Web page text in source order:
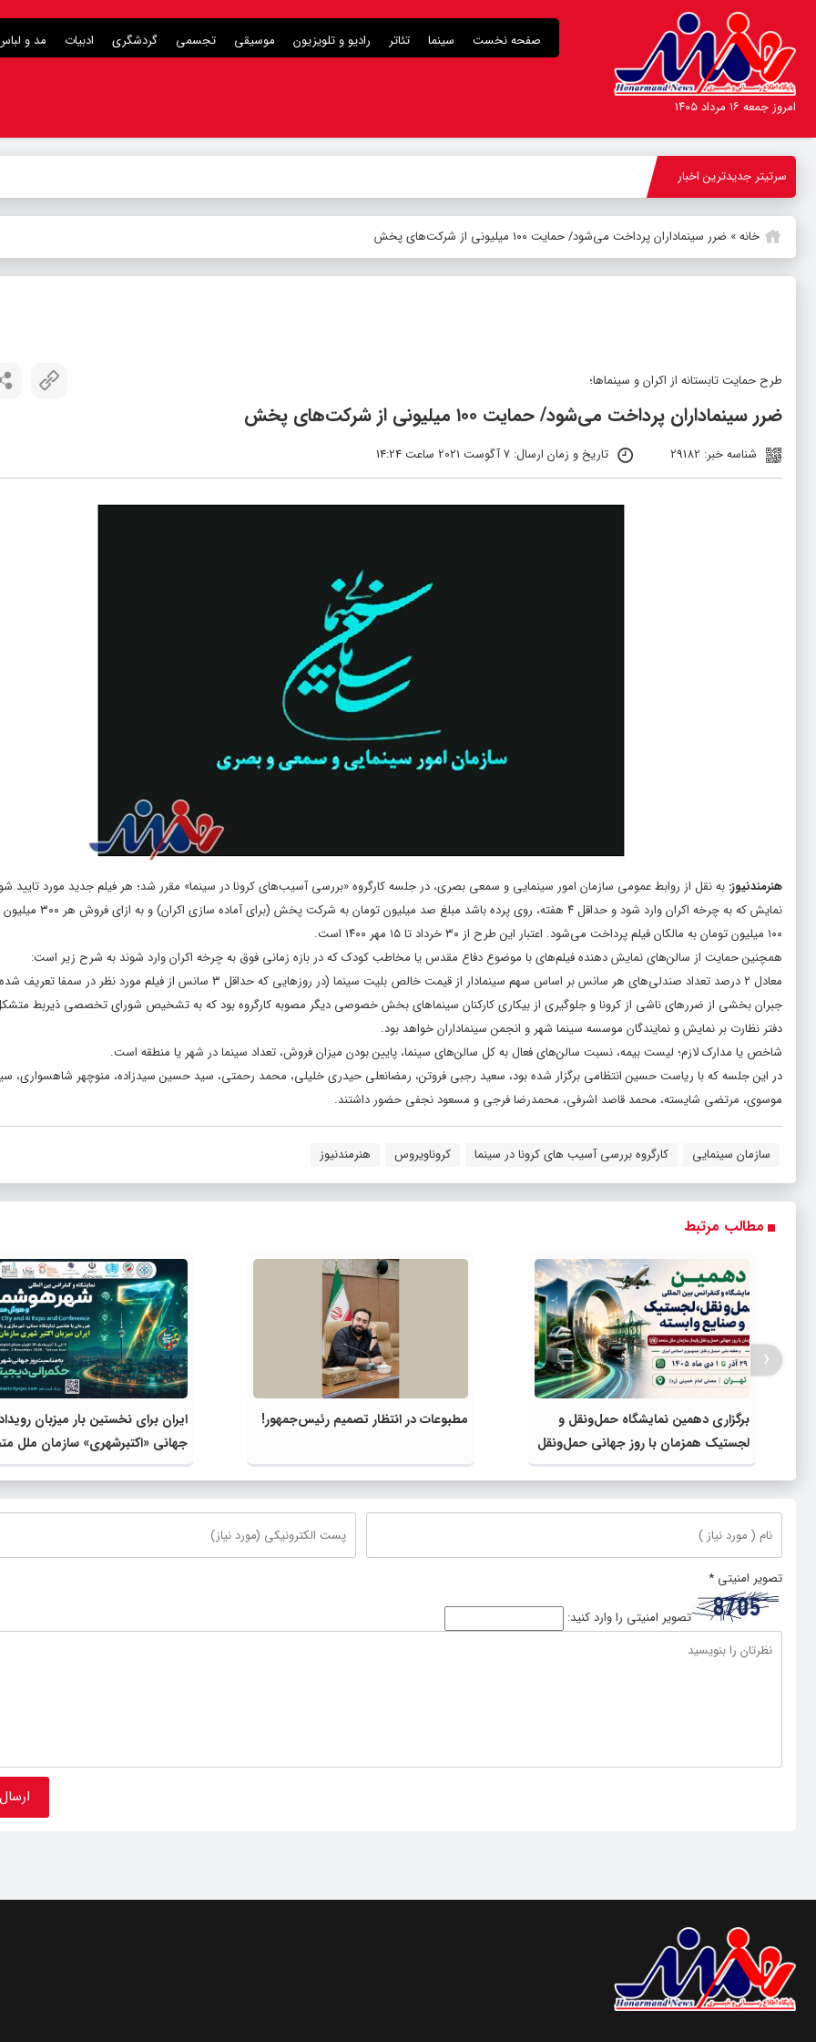
صفحه نخست سینما تئاتر رادیو و تلویزیون موسیقی تجسمی گردشگری ادبیات مد و
امروز جمعه ۱۶ مرداد ۱۴۰۵
سرتیتر جدیدترین اخبار
خانه» ضرر سینماداران پرداخت می‌شود/ حمایت ۱۰۰ میلیونی از شرکت‌های پخش
طرح حمایت تابستانه از اکران و سینماها؛
ضرر سینماداران پرداخت می‌شود/ حمایت ۱۰۰ میلیونی از شرکت‌های پخش
شناسه خبر: 29182 تاریخ و زمان ارسال: 7 آگوست 2021 ساعت 14:24
هنرمندنیوز: به نقل از روابط عمومی سازمان امور سینمایی و سمعی بصری، در جلسه کارگروه «بررسی آسیب‌های کرونا در سینما» مقرر شد؛ هر فیلم جدید مورد تایید
نمایش که به چرخه اکران وارد شود و حداقل ۴ هفته، روی
۱۰۰ میلیون تومان به مالکان فیلم پرداخت می‌شود. اعتبار این طرح از ۳۰ خرداد تا ۱۵ مهر ۱۴۰۰ است.
همچنین حمایت از سالن‌های نمایش دهنده فیلم‌های با موضوع دفاع مقدس یا مخاطب کودک که در بازه زمانی فوق به چرخه اکران وارد شوند به شرح زیر است:
معادل ۲ درصد تعداد صندلی‌های هر سانس بر اساس سهم سینمادار از قیمت خالص بلیت سینما (در روزهایی که حداقل ۳ سانس از فیلم مورد نظر در سمفا تعریف شده باشد).
جبران بخشی از ضررهای ناشی از کرونا و جلوگیری از بیکاری کارکنان سینماهای بخش خصوصی دیگر مصوبه کارگروه بود که به تشخیص شورای تخصصی ذیربط
دفتر نظارت بر نمایش و نمایندگان موسسه سینما شهر و انجمن سینماداران خواهد بود.
شاخص یا مدارک لازم؛ لیست بیمه، نسبت سالن‌های فعال به کل سالن‌های سینما، پایین بودن میزان فروش، تعداد سینما در شهر یا منطقه است.
در این جلسه که با ریاست حسین انتظامی برگزار شده بود، سعید رجبی فروتن، رمضانعلی حیدری خلیلی، محمد رحمتی، سید حسین سیدزاده، منوچهر شاهسواری،
موسوی، مرتضی شایسته، محمد قاصد اشرفی، محمدرضا فرجی و مسعود نجفی حضور داشتند.
سازمان سینمایی کارگروه بررسی آسیب های کرونا در سینما کروناویروس هنرمندنیوز
مطالب مرتبط
برگزاری دهمین نمایشگاه حمل‌ونقل و
لجستیک همزمان با روز جهانی حمل‌ونقل
پایدار سازمان ملل متحد
مطبوعات در انتظار تصمیم رئیس‌جمهور!
ایران برای نخستین بار میزبان
جهانی «اکتبرشهری» سازمان ملل
می‌شود
‹
تصویر امنیتی *
تصویر امنیتی را وارد کنید: